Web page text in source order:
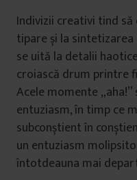
Indivizii creativi tind
tipare și la
se uită la detalii
croiască drum printre
Acele momente
entuziasm, în timp ce
subconștient în
un entuziasm
întotdeauna mai